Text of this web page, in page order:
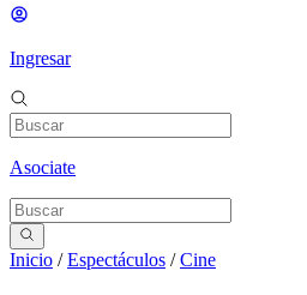
Ingresar
Asociate
Inicio /Espectáculos /Cine